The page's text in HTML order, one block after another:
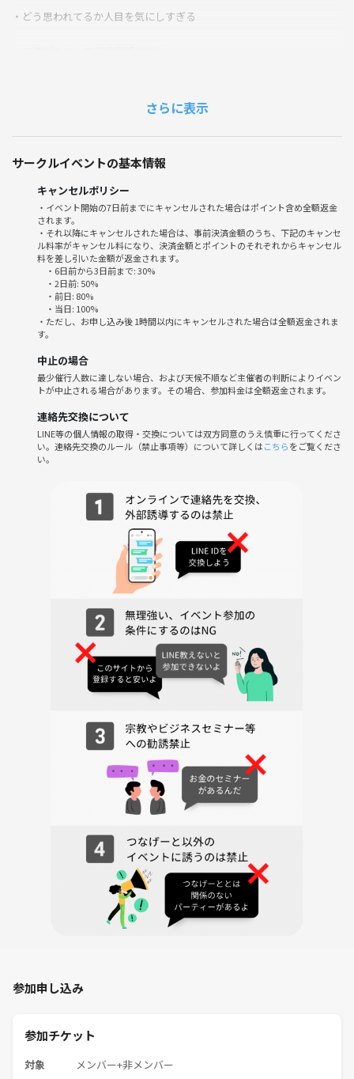
・どう思われてるか人目を気にしすぎる
からない
・孤独感がある
・やりたいことがわからない
どうしていけばいいのか？
どうしていきたいのか？
そんな思いから抜け出して
一歩踏み出せるキッカケになる会にします！✨️
トラウマがあったり性格だったり個性だからしかたない？
そんなことはありません。
これら全部の悩みは自分自身を知ることで解決していくことができま
いろいろお話したり、他の人の話を聞いたりする中で自分の想いを発見
していくような会です😆
れ自分の想いに気付いていいましょう！
かしこまらず気楽にお話に来てください🙌
個々人それぞれの状況もあって今これがどうにかできたらなぁと思うこ
ともそれぞれ違うと思います。
参加する方の今のお悩みだったりからテーマはその都度決めていこうと
こんなことが話したい、知りたい、解決したいなどあれば事前にメッセ
ージをくれても大丈夫です！
参加者1人の場合は個人的に深くお話伺えるのでまた多人数とは違った
有意義な時間にしてみせます！
日時2月23日(日)16:30-19:00
zoomもしくはGooglemeet開催予定です！
16:30-16:45 自己紹介、テーマ決め
16:45-19:00 テーマについてお話会
(テーマ明確に決めずに進んじゃう時もあります)
反応や顔色わからないとお話を振りにくいので、特別理由がなければカ
軽く自己紹介です👇️
②自分を深掘りして知る方法を伝える
ことをしています。
さらに表示
サークルイベントの基本情報
キャンセルポリシー
・イベント開始の7日前までにキャンセルされた場合はポイント含め全額返金
されます。
・それ以降にキャンセルされた場合は、事前決済金額のうち、下記のキャンセ
ル料率がキャンセル料になり、決済金額とポイントのそれぞれからキャンセル
料を差し引いた金額が返金されます。
・6日前から3日前まで: 30%
・2日前: 50%
・前日: 80%
・当日: 100%
・ただし、お申し込み後 1時間以内にキャンセルされた場合は全額返金されま
す。
中止の場合
最少催行人数に達しない場合、および天候不順など主催者の判断によりイベン
トが中止される場合があります。その場合、参加料金は全額返金されます。
連絡先交換について
LINE等の個人情報の取得・交換については双方同意のうえ慎重に行ってくださ
い。連絡先交換のルール（禁止事項等）について詳しくはこちらをご覧くださ
い。
参加申し込み
参加チケット
対象 メンバー+非メンバー